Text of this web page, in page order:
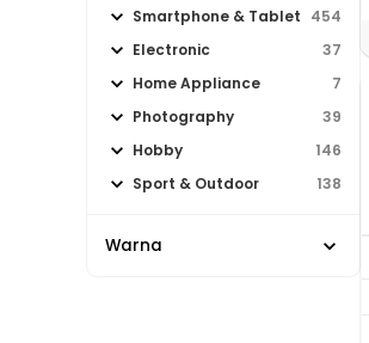
Smartphone & Tablet 454
Electronic
37
Home Appliance
7
Photography
39
Hobby
146
Sport & Outdoor
138
Warna